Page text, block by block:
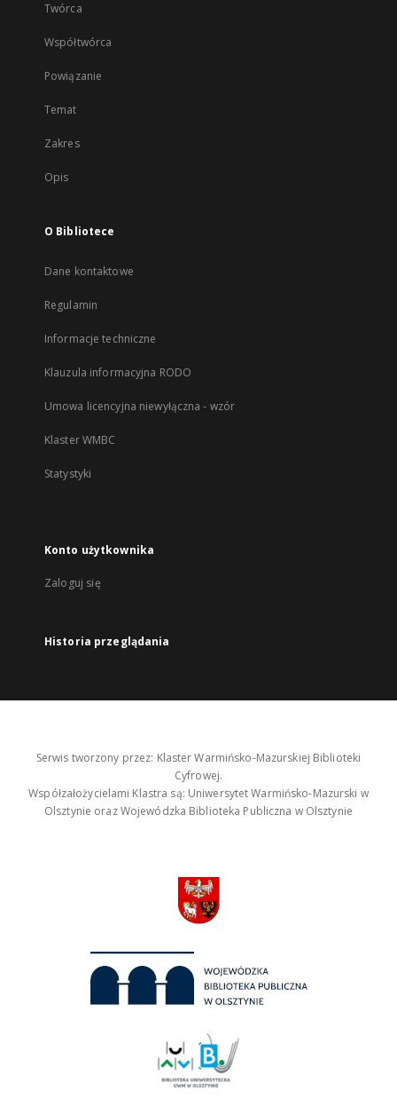
Twórca
Współtwórca
Powiązanie
Temat
Zakres
Opis
O Bibliotece
Dane kontaktowe
Regulamin
Informacje techniczne
Klauzula informacyjna RODO
Umowa licencyjna niewyłączna - wzór
Klaster WMBC
Statystyki
Konto użytkownika
Zaloguj się
Historia przeglądania
Serwis tworzony przez: Klaster Warmińsko-Mazurskiej Biblioteki
Cyfrowej.
Współzałożycielami Klastra są: Uniwersytet Warmińsko-Mazurski w
Olsztynie oraz Wojewódzka Biblioteka Publiczna w Olsztynie